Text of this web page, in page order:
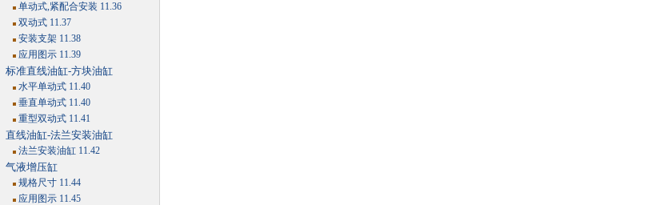
单动式,紧配合安装 11.36
双动式 11.37
安装支架 11.38
应用图示 11.39
标准直线油缸-方块油缸
水平单动式 11.40
垂直单动式 11.40
重型双动式 11.41
直线油缸-法兰安装油缸
法兰安装油缸 11.42
气液增压缸
规格尺寸 11.44
应用图示 11.45